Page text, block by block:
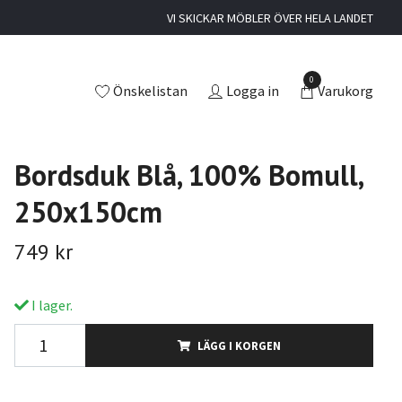
VI SKICKAR MÖBLER ÖVER HELA LANDET
Önskelistan Logga in
0
Varukorg
Bordsduk Blå, 100% Bomull,
250x150cm
749 kr
I lager.
LÄGG I KORGEN